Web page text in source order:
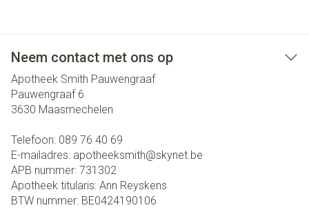
Neem contact met ons op
Apotheek Smith Pauwengraaf
Pauwengraaf 6
3630 Maasmechelen
Telefoon: 089 76 40 69
E-mailadres: apotheeksmith@skynet.be
APB nummer: 731302
Apotheek titularis: Ann Reyskens
BTW nummer: BE0424190106